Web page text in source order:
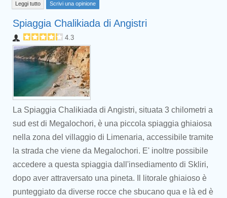
Leggi tutto Scrivi una opinione
Spiaggia Chalikiada di Angistri
4.3
La Spiaggia Chalikiada di Angistri, situata 3 chilometri a
sud est di Megalochori, è una piccola spiaggia ghiaiosa
nella zona del villaggio di Limenaria, accessibile tramite
la strada che viene da Megalochori. E' inoltre possibile
accedere a questa spiaggia dall'insediamento di Skliri,
dopo aver attraversato una pineta. Il litorale ghiaioso è
punteggiato da diverse rocce che sbucano qua e là ed è